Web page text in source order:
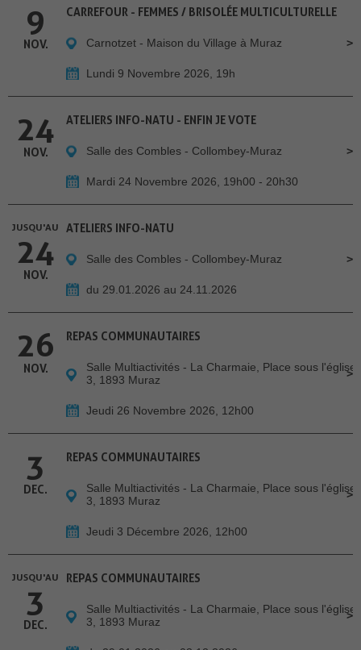
9
NOV.
CARREFOUR - FEMMES / BRISOLÉE MULTICULTURELLE
Carnotzet - Maison du Village à Muraz
Lundi 9 Novembre 2026, 19h
24
NOV.
ATELIERS INFO-NATU - ENFIN JE VOTE
Salle des Combles - Collombey-Muraz
Mardi 24 Novembre 2026, 19h00 - 20h30
JUSQU'AU
24
NOV.
ATELIERS INFO-NATU
Salle des Combles - Collombey-Muraz
du 29.01.2026 au 24.11.2026
26
NOV.
REPAS COMMUNAUTAIRES
Salle Multiactivités - La Charmaie, Place sous l'église
3, 1893 Muraz
Jeudi 26 Novembre 2026, 12h00
3
DEC.
REPAS COMMUNAUTAIRES
Salle Multiactivités - La Charmaie, Place sous l'église
3, 1893 Muraz
Jeudi 3 Décembre 2026, 12h00
JUSQU'AU
3
DEC.
REPAS COMMUNAUTAIRES
Salle Multiactivités - La Charmaie, Place sous l'église
3, 1893 Muraz